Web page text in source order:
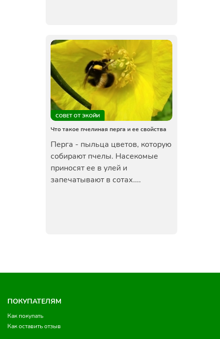
СОВЕТ ОТ ЭКОЙИ
Что такое пчелиная перга и ее свойства
Перга - пыльца цветов, которую
собирают пчелы. Насекомые
приносят ее в улей и
запечатывают в сотах....
ПОКУПАТЕЛЯМ
Как покупать
Как оставить отзыв